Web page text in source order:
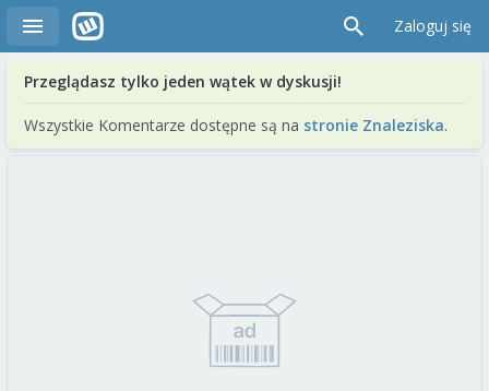
Zaloguj się
Przeglądasz tylko jeden wątek w dyskusji!
Wszystkie Komentarze dostępne są na stronie Znaleziska.